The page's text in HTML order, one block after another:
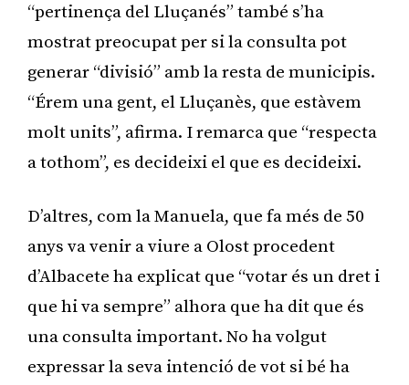
“pertinença del Lluçanés” també s’ha
mostrat preocupat per si la consulta pot
generar “divisió” amb la resta de municipis.
“Érem una gent, el Lluçanès, que estàvem
molt units”, afirma. I remarca que “respecta
a tothom”, es decideixi el que es decideixi.
D’altres, com la Manuela, que fa més de 50
anys va venir a viure a Olost procedent
d’Albacete ha explicat que “votar és un dret i
que hi va sempre” alhora que ha dit que és
una consulta important. No ha volgut
expressar la seva intenció de vot si bé ha